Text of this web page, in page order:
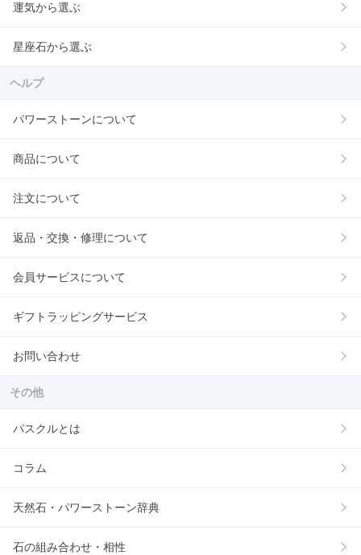
運気から選ぶ
星座石から選ぶ
ヘルプ
パワーストーンについて
商品について
注文について
返品・交換・修理について
会員サービスについて
ギフトラッピングサービス
お問い合わせ
その他
パスクルとは
コラム
天然石・パワーストーン辞典
石の組み合わせ・相性